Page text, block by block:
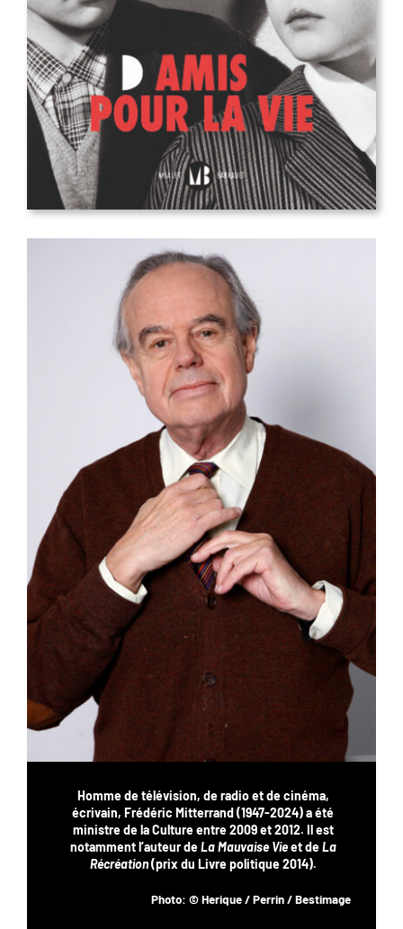
Homme de télévision, de radio et de cinéma,
écrivain, Frédéric Mitterrand (1947-2024) a été
ministre de la Culture entre 2009 et 2012. Il est
notamment l’auteur deLa Mauvaise Vieet deLa
Récréation(prix du Livre politique 2014).
Photo: © Herique / Perrin / Bestimage